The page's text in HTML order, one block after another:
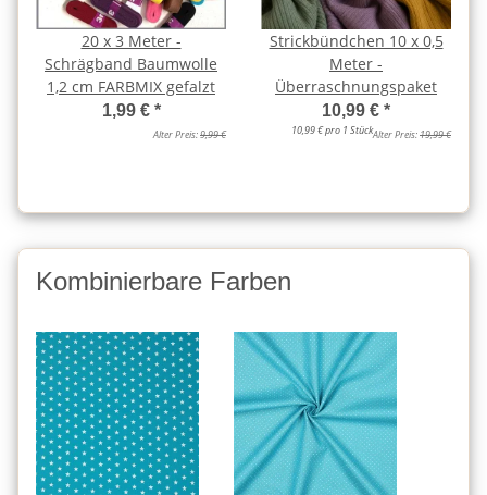
20 x 3 Meter -
Schrägband Baumwolle
1,2 cm FARBMIX gefalzt
1,99 € *
Alter Preis:9,99 €
Strickbündchen 10 x 0,5
Meter -
Überraschnungspaket
10,99 € *
10,99 € pro 1 StückAlter Preis:19,99 €
Kombinierbare Farben